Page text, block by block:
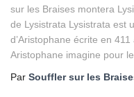
sur les Braises montera
de Lysistrata Lysistrata est
d’Aristophane écrite en
Aristophane imagine pour
Par Souffler sur les